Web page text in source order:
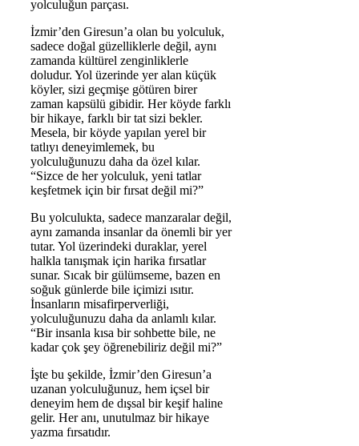
yolculuğun parçası.
İzmir’den Giresun’a olan bu yolculuk,
sadece doğal güzelliklerle değil, aynı
zamanda kültürel zenginliklerle
doludur. Yol üzerinde yer alan küçük
köyler, sizi geçmişe götüren birer
zaman kapsülü gibidir. Her köyde farklı
bir hikaye, farklı bir tat sizi bekler.
Mesela, bir köyde yapılan yerel bir
tatlıyı deneyimlemek, bu
yolculuğunuzu daha da özel kılar.
“Sizce de her yolculuk, yeni tatlar
keşfetmek için bir fırsat değil mi?”
Bu yolculukta, sadece manzaralar değil,
aynı zamanda insanlar da önemli bir yer
tutar. Yol üzerindeki duraklar, yerel
halkla tanışmak için harika fırsatlar
sunar. Sıcak bir gülümseme, bazen en
soğuk günlerde bile içimizi ısıtır.
İnsanların misafirperverliği,
yolculuğunuzu daha da anlamlı kılar.
“Bir insanla kısa bir sohbette bile, ne
kadar çok şey öğrenebiliriz değil mi?”
İşte bu şekilde, İzmir’den Giresun’a
uzanan yolculuğunuz, hem içsel bir
deneyim hem de dışsal bir keşif haline
gelir. Her anı, unutulmaz bir hikaye
yazma fırsatıdır.